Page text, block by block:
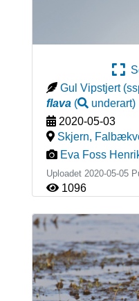
Gul Vipstjert
flava( underart)
2020-05-03
Skjern,
Eva Foss
Uploadet 2020-05-05
1096